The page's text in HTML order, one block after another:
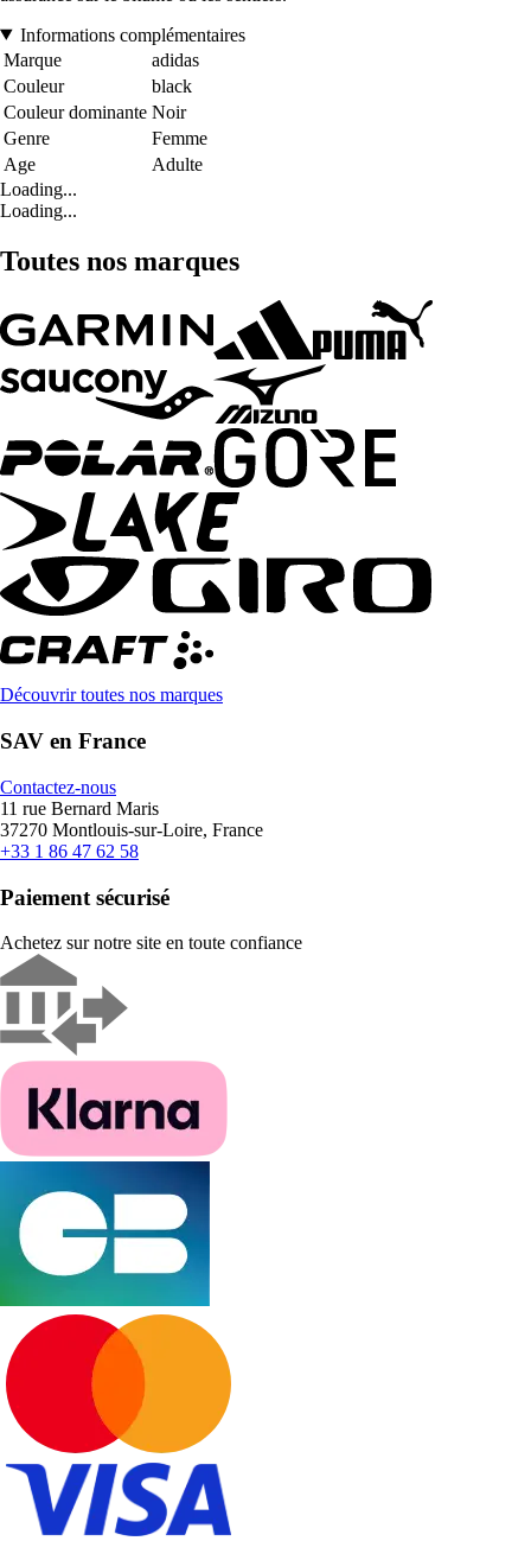
Informations complémentaires
Marque
adidas
Couleur
black
Couleur dominante Noir
Genre
Femme
Age
Adulte
Loading...
Loading...
Toutes nos marques
Découvrir toutes nos marques
SAV en France
Contactez-nous
11 rue Bernard Maris
37270 Montlouis-sur-Loire, France
+33 1 86 47 62 58
Paiement sécurisé
Achetez sur notre site en toute confiance